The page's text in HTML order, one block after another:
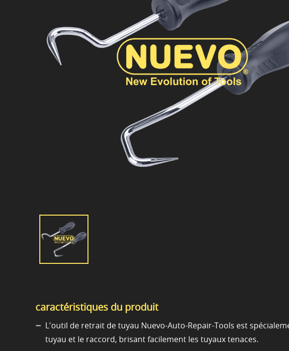
caractéristiques du produit
L'outil de retrait de tuyau Nuevo-Auto-Repair-Tools est
tuyau et le raccord, brisant facilement les tuyaux tenaces.